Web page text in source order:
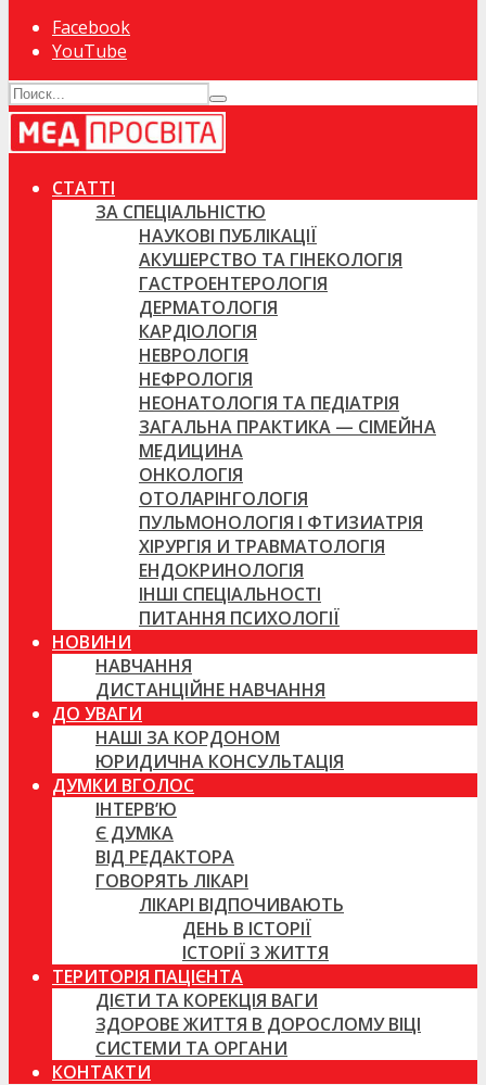
Facebook
YouTube
СТАТТІ
ЗА СПЕЦІАЛЬНІСТЮ
НАУКОВІ ПУБЛІКАЦІЇ
АКУШЕРСТВО ТА ГІНЕКОЛОГІЯ
ГАСТРОЕНТЕРОЛОГІЯ
ДЕРМАТОЛОГІЯ
КАРДІОЛОГІЯ
НЕВРОЛОГІЯ
НЕФРОЛОГІЯ
НЕОНАТОЛОГІЯ ТА ПЕДІАТРІЯ
ЗАГАЛЬНА ПРАКТИКА — СІМЕЙНА
МЕДИЦИНА
ОНКОЛОГІЯ
ОТОЛАРІНГОЛОГІЯ
ПУЛЬМОНОЛОГІЯ І ФТИЗИАТРІЯ
ХІРУРГІЯ И ТРАВМАТОЛОГІЯ
ЕНДОКРИНОЛОГІЯ
ІНШІ СПЕЦІАЛЬНОСТІ
ПИТАННЯ ПСИХОЛОГІЇ
НОВИНИ
НАВЧАННЯ
ДИСТАНЦІЙНЕ НАВЧАННЯ
ДО УВАГИ
НАШІ ЗА КОРДОНОМ
ЮРИДИЧНА КОНСУЛЬТАЦІЯ
ДУМКИ ВГОЛОС
ІНТЕРВ’Ю
Є ДУМКА
ВІД РЕДАКТОРА
ГОВОРЯТЬ ЛІКАРІ
ЛІКАРІ ВІДПОЧИВАЮТЬ
ДЕНЬ В ІСТОРІЇ
ІСТОРІЇ З ЖИТТЯ
ТЕРИТОРІЯ ПАЦІЄНТА
ДІЄТИ ТА КОРЕКЦІЯ ВАГИ
ЗДОРОВЕ ЖИТТЯ В ДОРОСЛОМУ ВІЦІ
СИСТЕМИ ТА ОРГАНИ
КОНТАКТИ